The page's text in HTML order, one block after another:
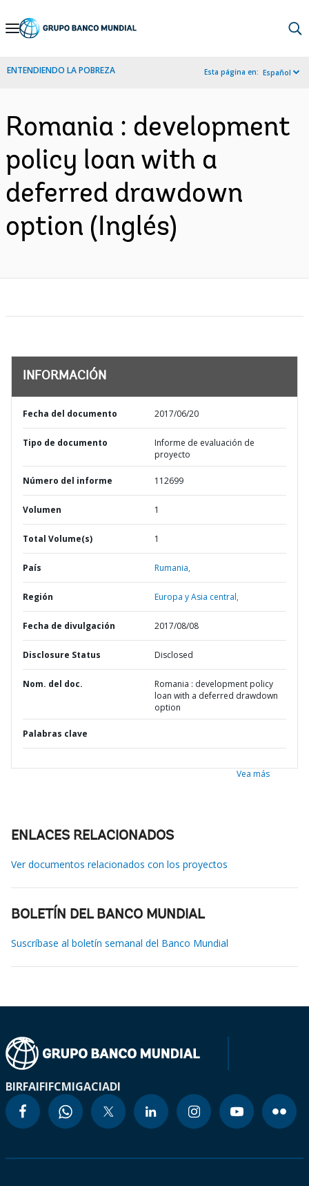
Skip
Navigation
ENTENDIENDO LA POBREZA Esta página en: Español
Romania : development
policy loan with a
deferred drawdown
option (Inglés)
INFORMACIÓN
Fecha del documento 2017/06/20
Tipo de documento
Informe de evaluación de
proyecto
Número del informe 112699
Volumen 1
Total Volume(s) 1
País Rumania,
Región Europa y Asia central,
Fecha de divulgación 2017/08/08
Disclosure Status Disclosed
Nom. del doc.
Romania : development policy
loan with a deferred drawdown
option
Palabras clave
Vea más
ENLACES RELACIONADOS
Ver documentos relacionados con los proyectos
BOLETÍN DEL BANCO MUNDIAL
Suscríbase al boletín semanal del Banco Mundial
BIRFAIFIFCMIGACIADI